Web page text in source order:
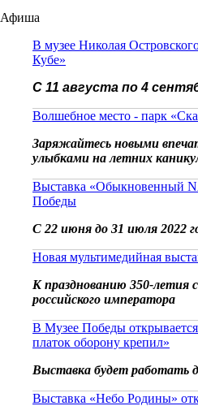
Афиша
В музее Николая
Кубе»
С 11 августа по 4
Волшебное место - парк
Заряжайтесь новыми
улыбками на летних
Выставка «Обыкновенный
Победы
С 22 июня до 31 июля 2022
Новая мультимедийная
К празднованию 350-летия
российского императора
В Музее Победы
платок оборону крепил»
Выставка будет работать
Выставка «Небо Родины»